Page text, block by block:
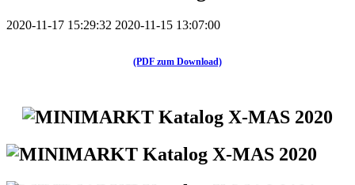
2020-11-17 15:29:32 2020-11-15 13:07:00
(PDF zum Download)